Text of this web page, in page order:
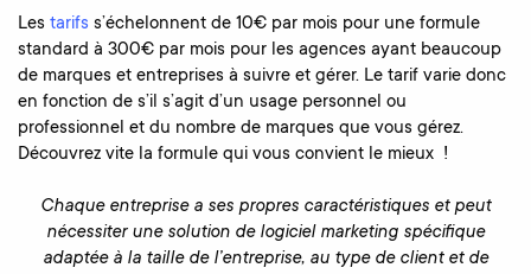
Les tarifs s’échelonnent de 10€ par mois pour une formule
standard à 300€ par mois pour les agences ayant beaucoup
de marques et entreprises à suivre et gérer. Le tarif varie donc
en fonction de s’il s’agit d’un usage personnel ou
professionnel et du nombre de marques que vous gérez.
Découvrez vite la formule qui vous convient le mieux !
Chaque entreprise a ses propres caractéristiques et peut
nécessiter une solution de logiciel marketing spécifique
adaptée à la taille de l’entreprise, au type de client et de